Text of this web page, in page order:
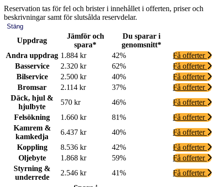
Reservation tas för fel och brister i innehållet i offerten, priser och
beskrivningar samt för slutsålda reservdelar.
Stäng
Uppdrag
Jämför och
spara*
Du sparar i
genomsnitt*
Andra uppdrag 1.884 kr 42%
Få offerter
Basservice
2.320 kr 62%
Få offerter
Bilservice
2.500 kr 40%
Få offerter
Bromsar
2.114 kr 37%
Få offerter
Däck, hjul &
hjulbyte
570 kr 46%
Få offerter
Felsökning
1.660 kr 81%
Få offerter
Kamrem &
kamkedja
6.437 kr 40%
Få offerter
Koppling
8.536 kr 42%
Få offerter
Oljebyte
1.868 kr 59%
Få offerter
Styrning &
underrede
2.546 kr 41% Få offerter